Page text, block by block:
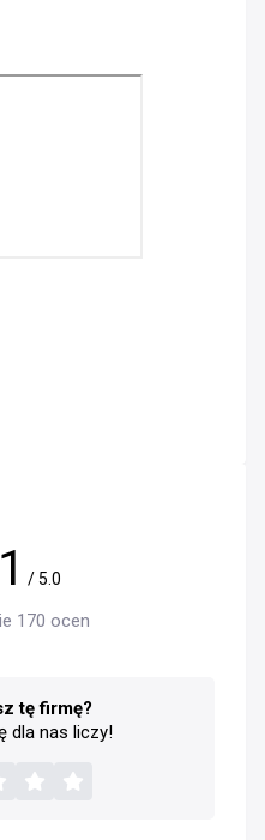
/ 5.0
170 ocen
tę firmę?
dla nas liczy!